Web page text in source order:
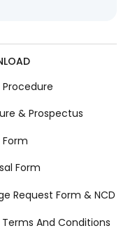
& Prospectus
Form
Request Form & NCD
Terms And Conditions